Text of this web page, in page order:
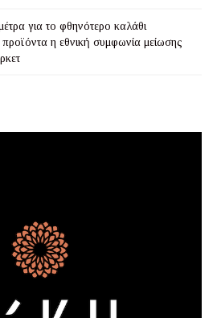
για το φθηνότερο καλάθι
η εθνική συμφωνία μείωσης